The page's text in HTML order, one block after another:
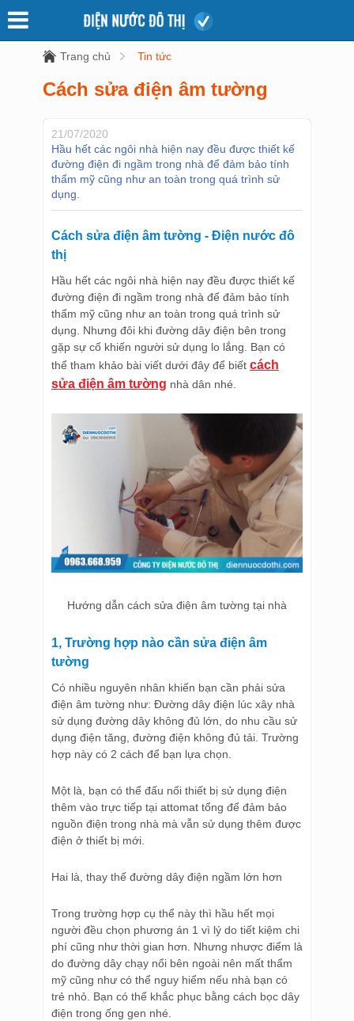
Trang chủ Tin tức
Cách sửa điện âm tường
21/07/2020
Hầu hết các ngôi nhà hiện nay đều được thiết kế
đường điện đi ngầm trong nhà để đảm bảo tính
thẩm mỹ cũng như an toàn trong quá trình sử
dụng.
Cách sửa điện âm tường - Điện nước đô
thị
Hầu hết các ngôi nhà hiện nay đều được thiết kế
đường điện đi ngầm trong nhà để đảm bảo tính
thẩm mỹ cũng như an toàn trong quá trình sử
dụng. Nhưng đôi khi đường dây điện bên trong
gặp sự cố khiến người sử dụng lo lắng. Bạn có
thể tham khảo bài viết dưới đây để biết cách
sửa điện âm tường nhà dân nhé.
Hướng dẫn cách sửa điện âm tường tại nhà
1, Trường hợp nào cần sửa điện âm
tường
Có nhiều nguyên nhân khiến bạn cần phải sửa
điện âm tường như: Đường dây điện lúc xây nhà
sử dụng đường dây không đủ lớn, do nhu cầu sử
dụng điện tăng, đường điện không đủ tải. Trường
hợp này có 2 cách để bạn lựa chọn.
Một là, bạn có thể đấu nối thiết bị sử dụng điện
thêm vào trực tiếp tại attomat tổng để đảm bảo
nguồn điện trong nhà mà vẫn sử dụng thêm được
điện ở thiết bị mới.
Hai là, thay thế đường dây điện ngầm lớn hơn
Trong trường hợp cụ thể này thì hầu hết mọi
người đều chọn phương án 1 vì lý do tiết kiệm chi
phí cũng như thời gian hơn. Nhưng nhược điểm là
do đường dây chạy nổi bên ngoài nên mất thẩm
mỹ cũng như có thể nguy hiểm nếu nhà bạn có
trẻ nhỏ. Bạn có thể khắc phục bằng cách bọc dây
điện trong ống gen nhé.